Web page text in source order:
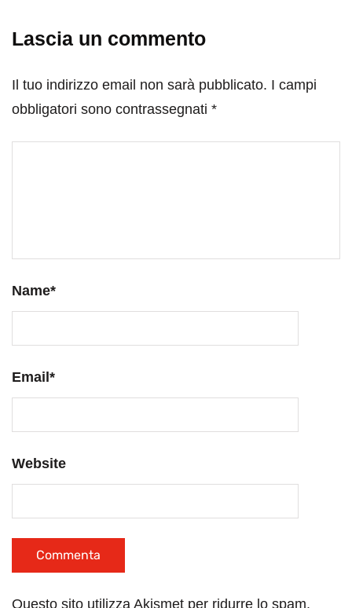
Lascia un commento
Il tuo indirizzo email non sarà pubblicato. I campi
obbligatori sono contrassegnati *
Name*
Email *
Website
Questo sito utilizza Akismet per ridurre lo spam.